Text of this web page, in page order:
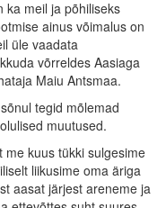
ka meil ja põhiliseks
ainus võimalus on
üle vaadata
võrreldes Aasiaga
Maiu Antsmaa.
tegid mõlemad
muutused.
me kuus tükki sulgesime
liikusime oma äriga
aasat järjest areneme ja